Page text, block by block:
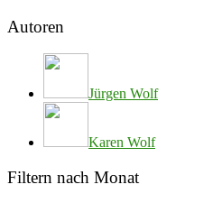
Autoren
Jürgen Wolf
Karen Wolf
Filtern nach Monat